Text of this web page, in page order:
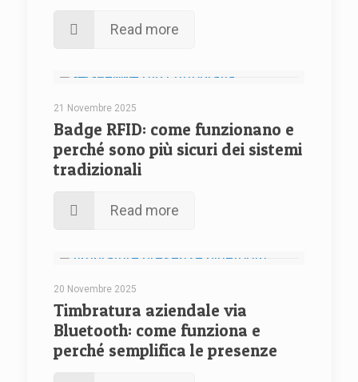
Read more
21 Novembre 2025
Badge RFID: come funzionano e
perché sono più sicuri dei sistemi
tradizionali
Read more
20 Novembre 2025
Timbratura aziendale via
Bluetooth: come funziona e
perché semplifica le presenze